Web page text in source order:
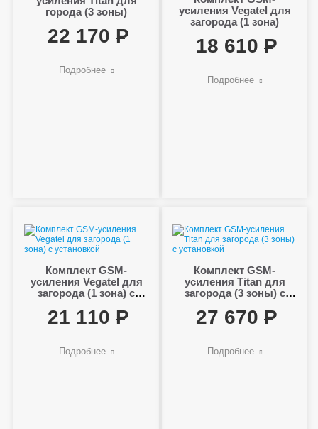
города (3 зоны)
22 170
Подробнее
усиления Vegatel для
загорода (1 зона)
18 610
Подробнее
Комплект GSM-
усиления Vegatel для
загорода (1 зона) с
21 110
Подробнее
Комплект GSM-
усиления Titan для
загорода (3 зоны) с
27 670
Подробнее